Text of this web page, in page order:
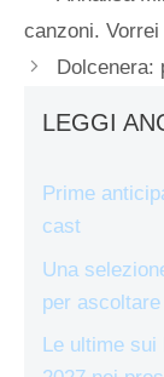
canzoni. Vorrei
LEGGI
Prime
cast
Una
per
Le ultime